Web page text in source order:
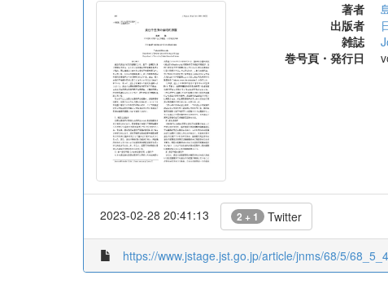
著者
出版者
雑誌
巻号頁・発行日
2023-02-28 20:41:13 2 + 1 Twitter
https://www.jstage.jst.go.jp/article/jnms/68/5/